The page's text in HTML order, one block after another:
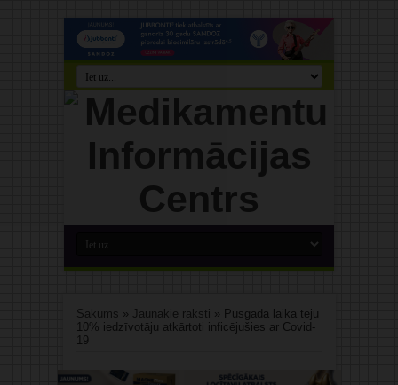
Sākums » Jaunākie raksti » Pusgada laikā teju
10% iedzīvotāju atkārtoti inficējušies ar Covid-
19